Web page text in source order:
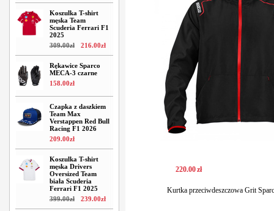
Koszulka T-shirt
męska Team
Scuderia Ferrari F1
2025
309.00zł 216.00zł
Rękawice Sparco
MECA-3 czarne
158.00zł
Czapka z daszkiem
Team Max
Verstappen Red Bull
Racing F1 2026
209.00zł
Koszulka T-shirt
męska Drivers
Oversized Team
biała Scuderia
Ferrari F1 2025
399.00zł 239.00zł
220.00zł
Kurtka przeciwdeszczowa Grit